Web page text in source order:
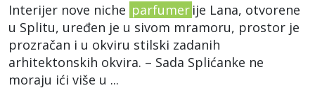
Interijer nove niche parfumer ije Lana, otvorene
u Splitu, uređen je u sivom mramoru, prostor je
prozračan i u okviru stilski zadanih
arhitektonskih okvira. – Sada Splićanke ne
moraju ići više u ...